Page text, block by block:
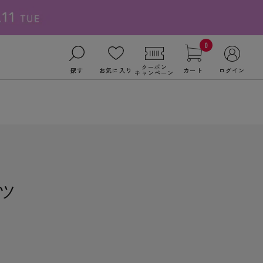
探す お気に入り クーポン
キャンペーン
0
カート ログイン